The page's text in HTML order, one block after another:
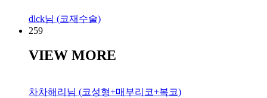
dlck님 (코재수술)
259
VIEW MORE
차차해리님 (코성형+매부리코+복코)